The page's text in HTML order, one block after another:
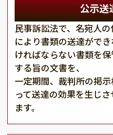
公示送
民事訴訟法で、名宛人
により書類の送達がで
ければならない書類を
する旨の文書を、
一定期間、裁判所の掲
って送達の効果を生じ
ます。